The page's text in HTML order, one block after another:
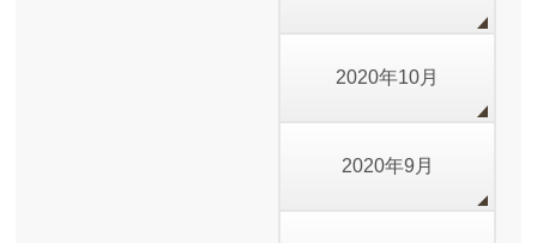
2020年10月
2020年9月